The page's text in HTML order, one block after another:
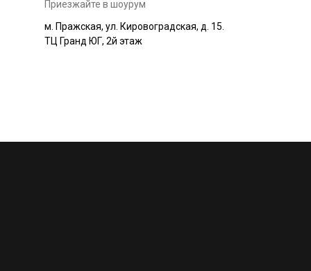
м. Пражская, ул. Кировоградская, д. 15.
ТЦ Гранд ЮГ, 2й этаж
Приезжайте в шоурум